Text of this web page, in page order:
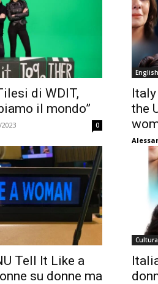
di WDIT,
il mondo”
0
English
the
Tell It Like a
su donne ma
Cultura